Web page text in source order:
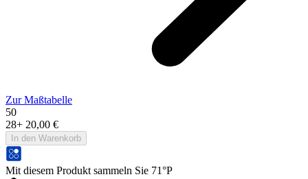
Zur Maßtabelle
50
28+ 20,00 €
In den Warenkorb
Mit diesem Produkt sammeln Sie 71°P